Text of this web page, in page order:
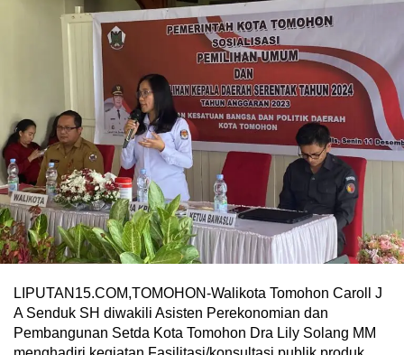
LIPUTAN15.COM,TOMOHON-Walikota Tomohon Caroll J
A Senduk SH diwakili Asisten Perekonomian dan
Pembangunan Setda Kota Tomohon Dra Lily Solang MM